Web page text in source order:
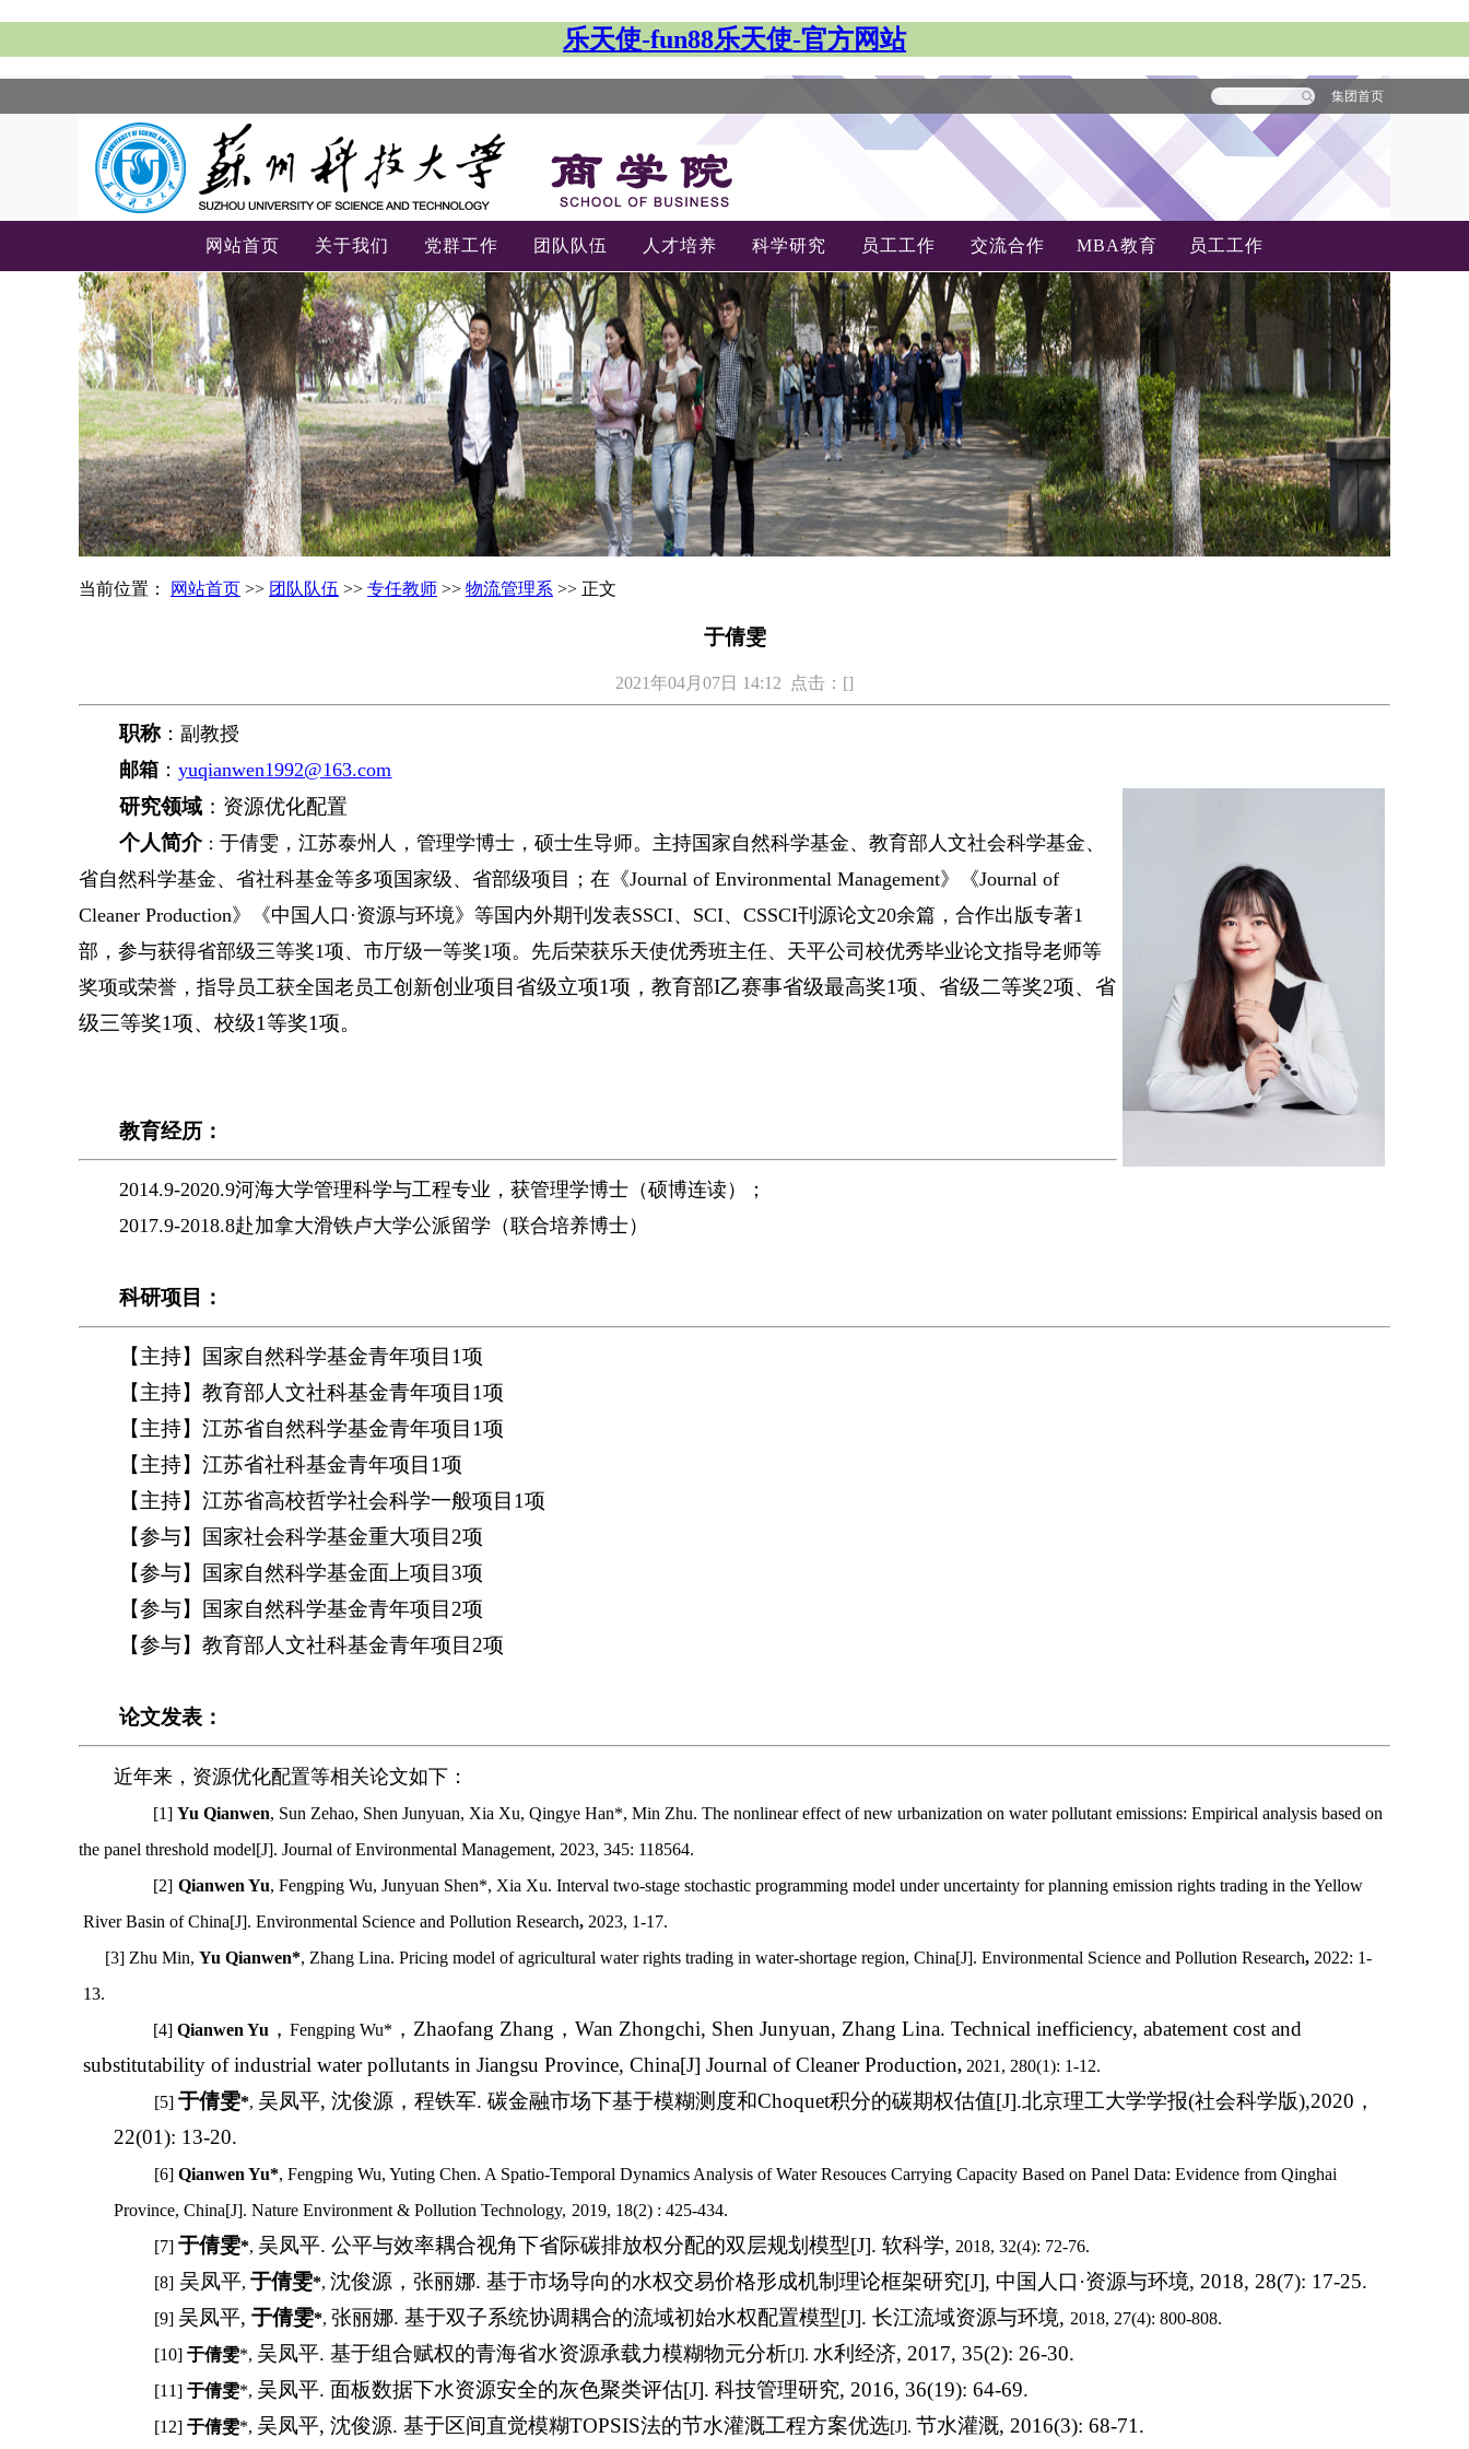
乐天使-fun88乐天使-官方网站
集团首页
网站首页 关于我们 党群工作 团队队伍 人才培养 科学研究 员工工作 交流合作 MBA教育 员工工作
-->
当前位置： 网站首页 >> 团队队伍 >> 专任教师 >> 物流管理系 >> 正文
于倩雯
2021年04月07日 14:12 点击：[]
职称：副教授
邮箱 ：yuqianwen1992@163.com
研究领域 ： 资源优化配置
个人简介：于倩雯，江苏泰州人，管理学博士，硕士生导师。主持国家自然科学基金、教育部人文社会科学基金、
省自然科学基金、省社科基金等多项国家级、省部级项目；在《Journal of Environmental Management》《Journal of
Cleaner Production》《中国人口·资源与环境》等国内外期刊发表SSCI、SCI、CSSCI刊源论文20余篇，合作出版专著1
部，参与获得省部级三等奖1项、市厅级一等奖1项。先后荣获乐天使优秀班主任、天平公司校优秀毕业论文指导老师等
奖项或荣誉，指导员工获全国老员工创新创业项目省级立项1项，教育部I乙赛事省级最高奖1项、省级二等奖2项、省
级三等奖1项、校级1等奖1项。
教育经历：
2014.9-2020.9河海大学管理科学与工程专业，获管理学博士（硕博连读）；
2017.9-2018.8赴加拿大滑铁卢大学公派留学（联合培养博士）
科研项目：
【主持】国家自然科学基金青年项目1项
【主持】教育部人文社科基金青年项目1项
【主持】江苏省自然科学基金青年项目1项
【主持】江苏省社科基金青年项目1项
【主持】江苏省高校哲学社会科学一般项目1项
【参与】国家社会科学基金重大项目2项
【参与】国家自然科学基金面上项目3项
【参与】国家自然科学基金青年项目2项
【参与】教育部人文社科基金青年项目2项
论文发表：
近年来，资源优化配置等相关论文如下：
[1] Yu Qianwen, Sun Zehao, Shen Junyuan, Xia Xu, Qingye Han*, Min Zhu. The nonlinear effect of new urbanization on water pollutant emissions: Empirical analysis based on
the panel threshold model[J]. Journal of Environmental Management, 2023, 345: 118564.
[2] Qianwen Yu, Fengping Wu, Junyuan Shen*, Xia Xu. Interval two-stage stochastic programming model under uncertainty for planning emission rights trading in the Yellow
River Basin of China[J]. Environmental Science and Pollution Research, 2023, 1-17.
[3] Zhu Min, Yu Qianwen*, Zhang Lina. Pricing model of agricultural water rights trading in water-shortage region, China[J]. Environmental Science and Pollution Research, 2022: 1-
13.
[4] Qianwen Yu ， Fengping Wu* ， Zhaofang Zhang ， Wan Zhongchi, Shen Junyuan, Zhang Lina. Technical inefficiency, abatement cost and
substitutability of industrial water pollutants in Jiangsu Province, China[J] Journal of Cleaner Production, 2021, 280(1): 1-12.
[5]于倩雯*, 吴凤平,沈俊源，程铁军.碳金融市场下基于模糊测度和Choquet积分的碳期权估值[J].北京理工大学学报(社会科学版),2020 ，
22(01): 13-20.
[6]Qianwen Yu*, Fengping Wu, Yuting Chen. A Spatio-Temporal Dynamics Analysis of Water Resouces Carrying Capacity Based on Panel Data: Evidence from Qinghai
Province, China[J]. Nature Environment & Pollution Technology, 2019, 18(2) : 425-434.
[7]于倩雯*, 吴凤平.公平与效率耦合视角下省际碳排放权分配的双层规划模型[J].软科学, 2018, 32(4): 72-76.
[8] 吴凤平,于倩雯*,沈俊源，张丽娜.基于市场导向的水权交易价格形成机制理论框架研究[J], 中国人口 ·资源与环境, 2018, 28(7): 17-25.
[9] 吴凤平,于倩雯*, 张丽娜.基于双子系统协调耦合的流域初始水权配置模型[J].长江流域资源与环境, 2018, 27(4): 800-808.
[10]于倩雯*, 吴凤平.基于组合赋权的青海省水资源承载力模糊物元分析[J]. 水利经济, 2017, 35(2): 26-30.
[1 1]于倩雯*, 吴凤平.面板数据下水资源安全的灰色聚类评估[J].科技管理研究, 2016, 36(19): 64-69.
[1 2]于倩雯*, 吴凤平,沈俊源.基于区间直觉模糊TOPSIS法的节水灌溉工程方案优选[J]. 节水灌溉, 2016(3): 68-71.